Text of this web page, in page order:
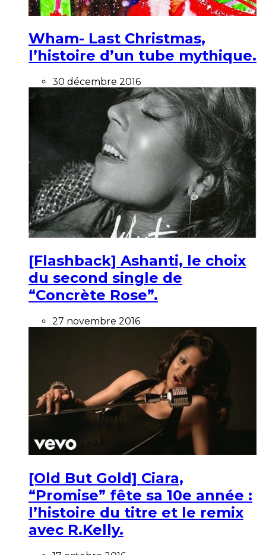
Wham- Last Christmas,
l’histoire d’un tube mythique.
30 décembre 2016
[Flashback] Ashanti, le choix
du second single de
“Concrète Rose”.
27 novembre 2016
[Old But Gold] Ciara,
“Promise” fête sa 10e année :
l’histoire du titre et le remix
avec R.Kelly.